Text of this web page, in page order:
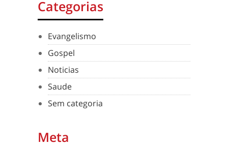
Categorias
Evangelismo
Gospel
Noticias
Saude
Sem categoria
Meta